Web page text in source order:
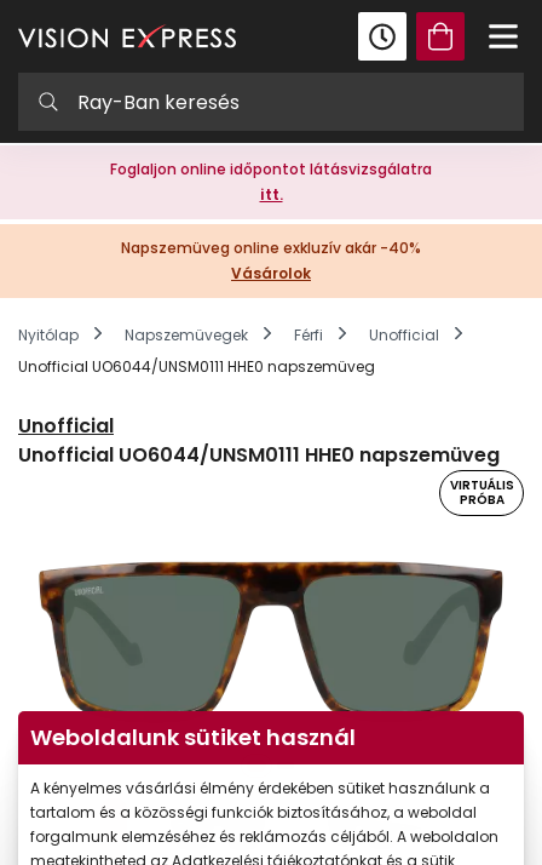
Foglaljon online időpontot látásvizsgálatra
itt.
Napszemüveg online exkluzív akár -40%
Vásárolok
Nyitólap Napszemüvegek Férfi
Unofficial
Unofficial UO6044/UNSM0111 HHE0 napszemüveg
Unofficial
Unofficial UO6044/UNSM0111 HHE0 napszemüveg
VIRTUÁLIS
PRÓBA
Weboldalunk sütiket használ
A kényelmes vásárlási élmény érdekében sütiket használunk a
tartalom és a közösségi funkciók biztosításához, a weboldal
forgalmunk elemzéséhez és reklámozás céljából. A weboldalon
megtekintheted az Adatkezelési tájékoztatónkat és a sütik